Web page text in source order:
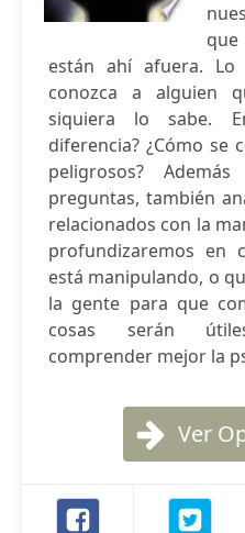
están ahí afuera.
conozca a alguien
siquiera lo sabe.
diferencia? ¿Cómo se
peligrosos?
preguntas, también
relacionados con la
profundizaremos en
está manipulando, o
la gente para que
cosas serán
comprender mejor la
Ver